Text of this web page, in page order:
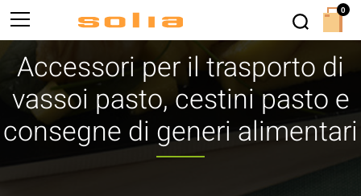
Accessori per il trasporto di
vassoi pasto, cestini pasto e
consegne di generi alimentari
0